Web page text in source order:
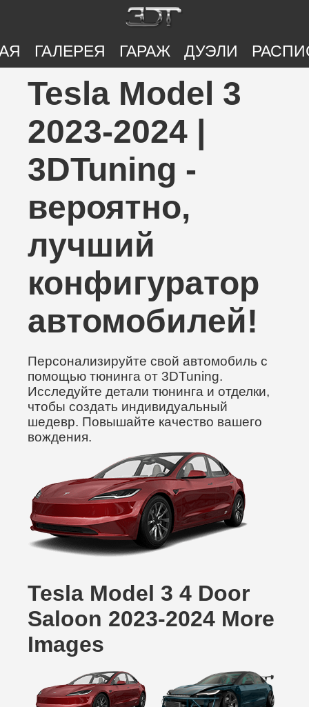
ГАЛЕРЕЯ ГАРАЖ ДУЭЛИ
Tesla Model 3
2023-2024 |
3DTuning -
вероятно,
лучший
конфигуратор
автомобилей!
Персонализируйте свой автомобиль с
помощью тюнинга от 3DTuning.
Исследуйте детали тюнинга и отделки,
чтобы создать индивидуальный
шедевр. Повышайте качество вашего
вождения.
Tesla Model 3 4 Door
Saloon 2023-2024 More
Images